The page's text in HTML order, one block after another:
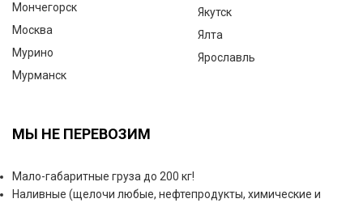
Мончегорск
Москва
Мурино
Мурманск
Якутск
Ялта
Ярославль
МЫ НЕ ПЕРЕВОЗИМ
Мало-габаритные груза до 200 кг!
Наливные (щелочи любые, нефтепродукты, химические и